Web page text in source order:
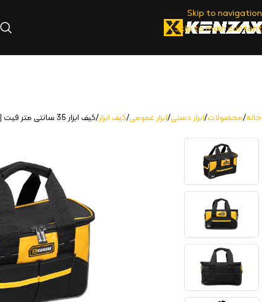
Skip to navigation
Skip to main content
خانه محصولات ابزار دستی ابزار عمومی کیف ابزار کیف ابزار 35 سانتی متر فیت | KTB-135